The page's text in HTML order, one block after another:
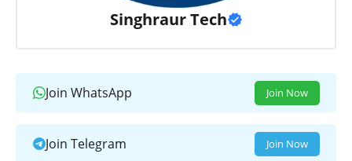
Singhraur Tech
Join WhatsApp Join Now
Join Telegram Join Now